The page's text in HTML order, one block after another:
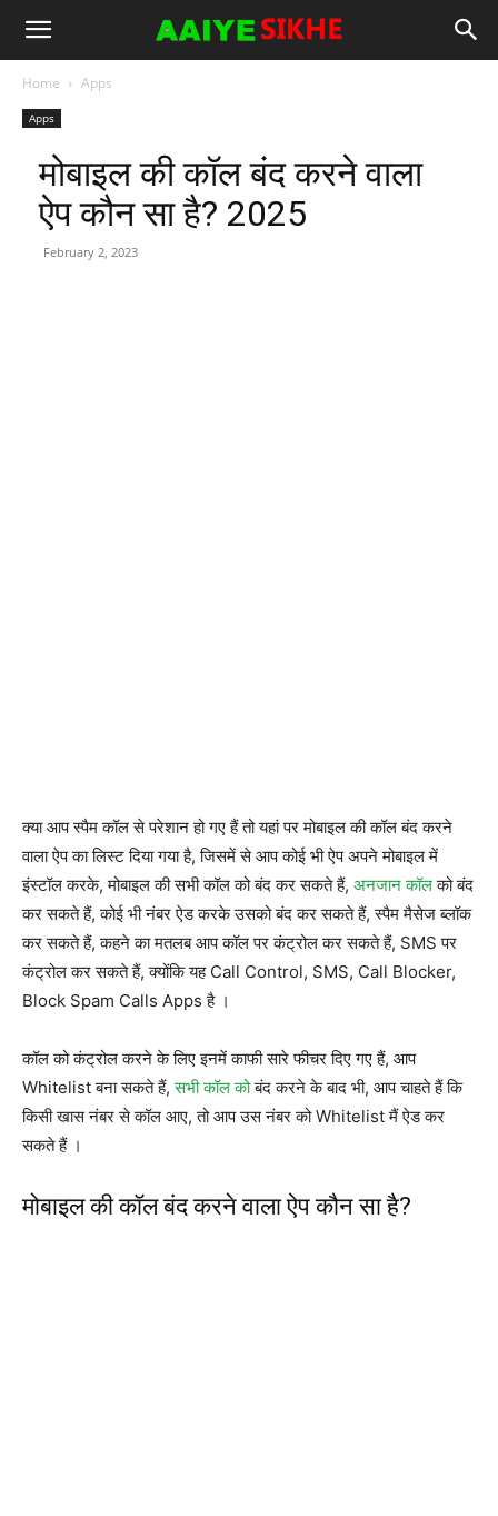
Home Apps
Apps
मोबाइल की कॉल बंद करने वाला
ऐप कौन सा है? 2025
February 2, 2023
क्या आप स्पैम कॉल से परेशान हो गए हैं तो यहां पर मोबाइल की कॉल बंद करने
वाला ऐप का लिस्ट दिया गया है, जिसमें से आप कोई भी ऐप अपने मोबाइल में
इंस्टॉल करके, मोबाइल की सभी कॉल को बंद कर सकते हैं, अनजान कॉलको बंद
कर सकते हैं, कोई भी नंबर ऐड करके उसको बंद कर सकते हैं, स्पैम मैसेज ब्लॉक
कर सकते हैं, कहने का मतलब आप कॉल पर कंट्रोल कर सकते हैं, SMS पर
कंट्रोल कर सकते हैं, क्योंकि यह Call Control, SMS, Call Blocker,
Block Spam Calls Apps है ।
कॉल को कंट्रोल करने के लिए इनमें काफी सारे फीचर दिए गए हैं, आप
Whitelist बना सकते हैं,सभी कॉल कोबंद करने के बाद भी, आप चाहते हैं कि
किसी खास नंबर से कॉल आए, तो आप उस नंबर को Whitelist मैं ऐड कर
सकते हैं ।
मोबाइल की कॉल बंद करने वाला ऐप कौन सा है?